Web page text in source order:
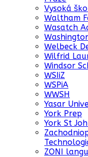
Vysoká
Waltham
Wasatch
Welbeck
Wilfrid
Windsor
WSIiZ
WSPiA
WWSH
Yasar
York Prep
York St
ZONI